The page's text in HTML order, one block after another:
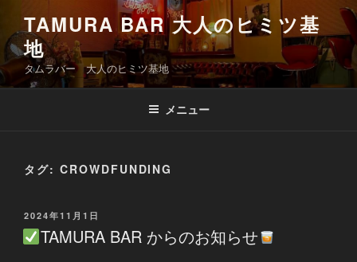
テ
ン
ツ
TAMURA BAR 大人のヒミツ基
地
タムラバー 大人のヒミツ基地
メニュー
タグ: CROWDFUNDING
投
稿
日:
2024年11月1日
TAMURA BAR からのお知らせ